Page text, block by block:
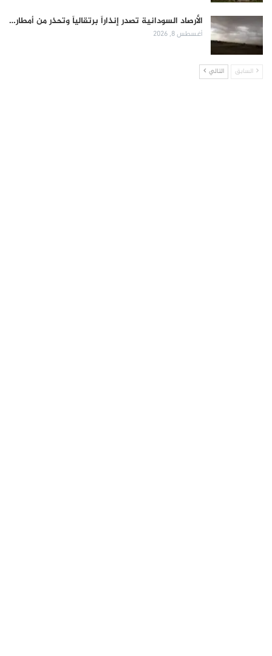
الأرصاد السودانية تصدر إنذاراً برتقالياً وتحذر من أمطار…
أغسطس 8, 2026
السابق التالي